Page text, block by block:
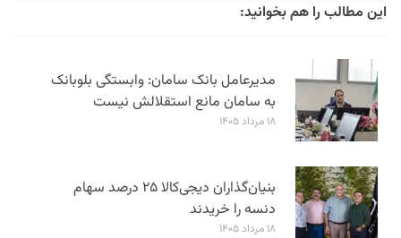
این مطالب را هم بخوانید:
مدیرعامل بانک سامان: وابستگی بلوبانک
به سامان مانع استقلالش نیست
۱۸ مرداد ۱۴۰۵
بنیان‌گذاران دیجی‌کالا ۲۵ درصد سهام
دنسه را خریدند
۱۸ مرداد ۱۴۰۵